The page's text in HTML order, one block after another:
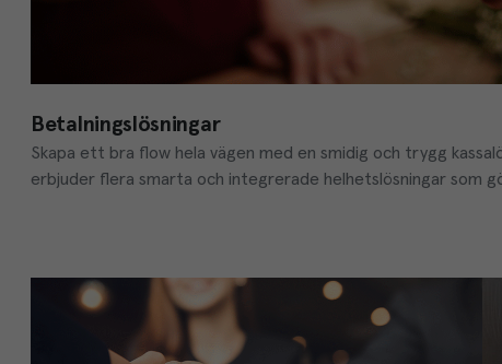
Betalningslösningar
Skapa ett bra flow hela vägen med en smidig och trygg
erbjuder flera smarta och integrerade helhetslösningar som